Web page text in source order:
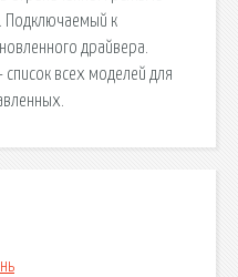
Подключаемый к
драйвера.
всех моделей для